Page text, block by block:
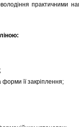
практичними
її закріплення;